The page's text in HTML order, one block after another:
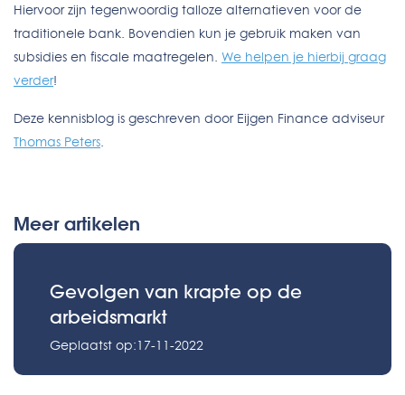
Hiervoor zijn tegenwoordig talloze alternatieven voor de
traditionele bank. Bovendien kun je gebruik maken van
subsidies en fiscale maatregelen. We helpen je hierbij graag
verder!
Deze kennisblog is geschreven door Eijgen Finance adviseur
Thomas Peters.
Meer artikelen
Gevolgen van krapte op de
arbeidsmarkt
Geplaatst op:17-11-2022